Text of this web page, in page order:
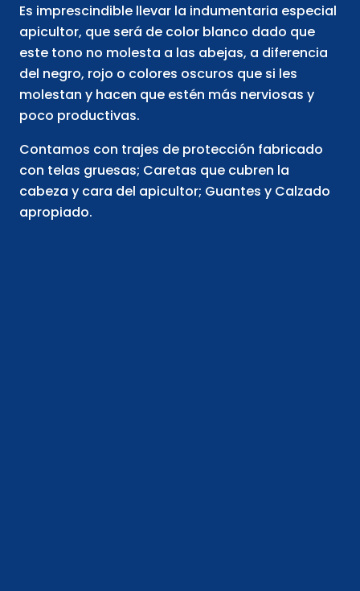
Es imprescindible llevar la indumentaria especial
apicultor, que será de color blanco dado que
este tono no molesta a las abejas, a diferencia
del negro, rojo o colores oscuros que si les
molestan y hacen que estén más nerviosas y
poco productivas.
Contamos con trajes de protección fabricado
con telas gruesas; Caretas que cubren la
cabeza y cara del apicultor; Guantes y Calzado
apropiado.